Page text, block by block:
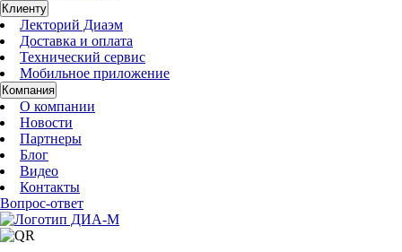
Клиенту
Лекторий Диаэм
Доставка и оплата
Технический сервис
Мобильное приложение
Компания
О компании
Новости
Партнеры
Блог
Видео
Контакты
Вопрос-ответ